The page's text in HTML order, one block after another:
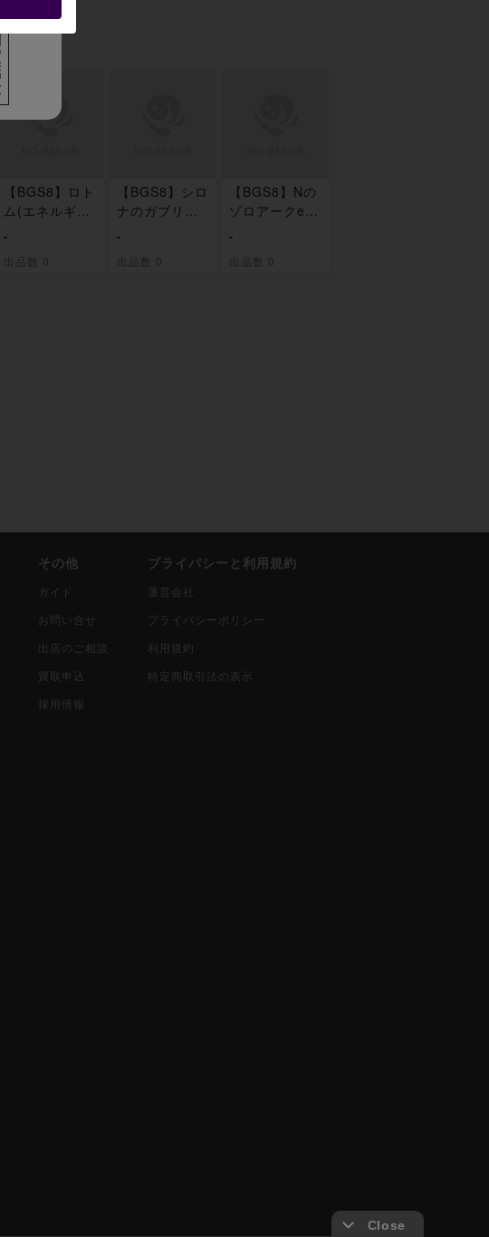
【BGS8】ロト
ム(エネルギー
-
出品数 0
【BGS8】シロ
ナのガブリア
-
出品数 0
【BGS8】Nの
ゾロアークex
-
出品数 0
その他
ガイド
お問い合せ
出店のご相談
買取申込
採用情報
プライバシーと利用規約
運営会社
プライバシーポリシー
利用規約
特定商取引法の表示